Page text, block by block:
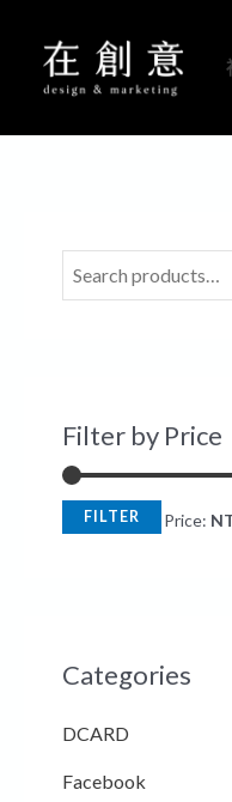
Filter by Price
FILTER Price:
Categories
DCARD
Facebook